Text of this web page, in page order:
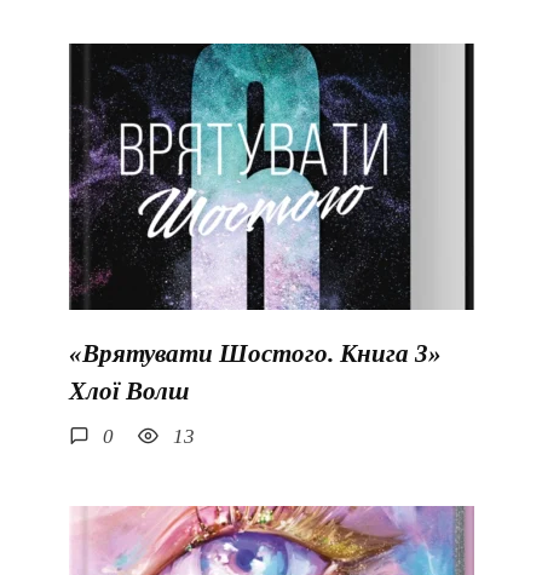
«Врятувати Шостого. Книга 3»
Хлої Волш
0 13